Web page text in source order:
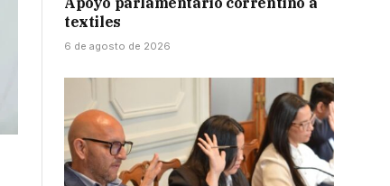
textiles
6 de agosto de 2026